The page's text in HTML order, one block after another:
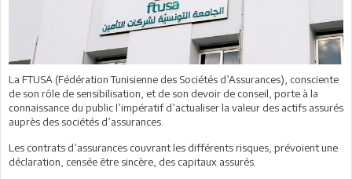
La FTUSA (Fédération Tunisienne des Sociétés d’Assurances), consciente
de son rôle de sensibilisation, et de son devoir de conseil, porte à la
connaissance du public l’impératif d’actualiser la valeur des actifs assurés
auprès des sociétés d’assurances.
Les contrats d’assurances couvrant les différents risques, prévoient une
déclaration, censée être sincère, des capitaux assurés.